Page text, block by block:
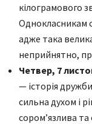
кілограмового
Однокласникам
адже така
неприйнятно,
Четвер, 7
— історія
сильна духом і
соромʼязлива